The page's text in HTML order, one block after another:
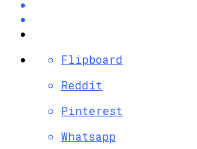
Flipboard
Reddit
Pinterest
Whatsapp